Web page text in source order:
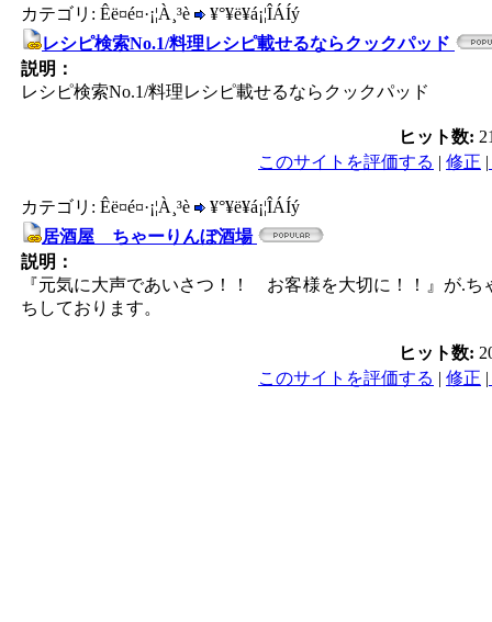
カテゴリ: Êë¤é¤·¡¦À¸³è
¥°¥ë¥á¡¦ÎÁÍý
レシピ検索No.1/料理レシピ載せるならクックパッド
説明：
レシピ検索No.1/料理レシピ載せるならクックパッド
ヒット数:
このサイトを評価する | 修正 |
カテゴリ: Êë¤é¤·¡¦À¸³è
¥°¥ë¥á¡¦ÎÁÍý
居酒屋 ちゃーりんぼ酒場
説明：
『元気に大声であいさつ！！ お客様を大切に！！』が.
ちしております。
ヒット数:
このサイトを評価する | 修正 |